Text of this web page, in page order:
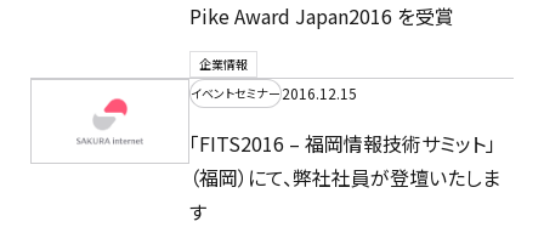
Pike Award Japan2016 を受賞
企業情報
イベントセミナー2016.12.15
「FITS2016 – 福岡情報技術サミット」
（福岡）にて、弊社社員が登壇いたしま
す